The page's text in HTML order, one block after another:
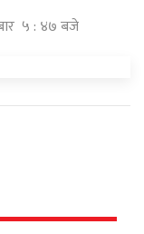
५ : ४७ बजे